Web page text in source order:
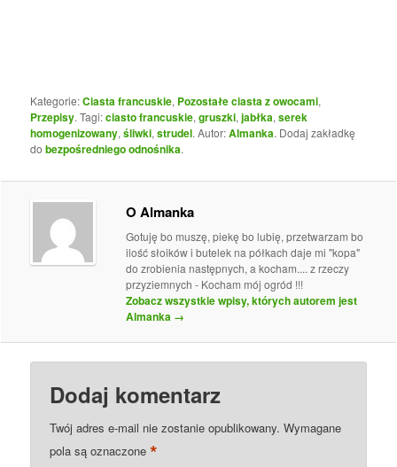
Kategorie:Ciasta francuskie, Pozostałe ciasta z owocami,
Przepisy. Tagi:ciasto francuskie,gruszki,jabłka,serek
homogenizowany,śliwki,strudel. Autor:Almanka. Dodaj zakładkę
dobezpośredniego odnośnika.
O Almanka
Gotuję bo muszę, piekę bo lubię, przetwarzam bo
ilość słoików i butelek na półkach daje mi "kopa"
do zrobienia następnych, a kocham.... z rzeczy
przyziemnych - Kocham mój ogród !!!
Zobacz wszystkie wpisy, których autorem jest
Almanka →
Dodaj komentarz
Twój adres e-mail nie zostanie opublikowany. Wymagane
pola są oznaczone*